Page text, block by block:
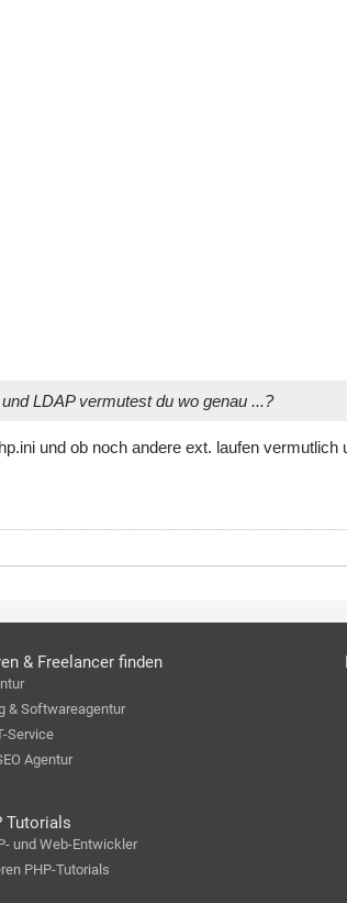
LDAP vermutest du wo genau ...?
und ob noch andere ext. laufen
& Freelancer finden
& Softwareagentur
Service
Agentur
Tutorials
und Web-Entwickler
PHP-Tutorials